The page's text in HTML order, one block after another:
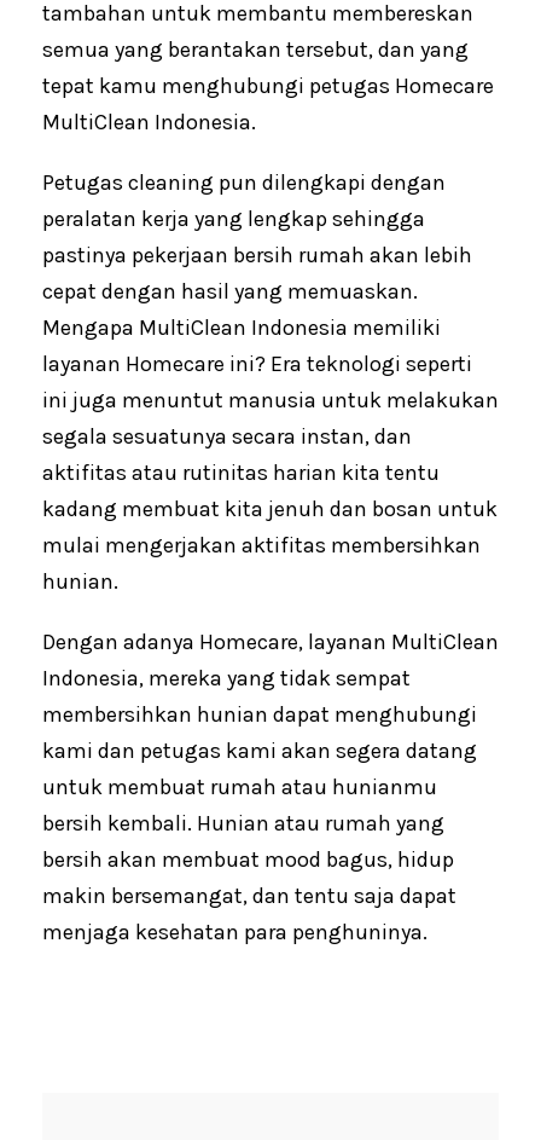
tambahan untuk membantu membereskan
semua yang berantakan tersebut, dan yang
tepat kamu menghubungi petugas Homecare
MultiClean Indonesia.
Petugas cleaning pun dilengkapi dengan
peralatan kerja yang lengkap sehingga
pastinya pekerjaan bersih rumah akan lebih
cepat dengan hasil yang memuaskan.
Mengapa MultiClean Indonesia memiliki
layanan Homecare ini? Era teknologi seperti
ini juga menuntut manusia untuk melakukan
segala sesuatunya secara instan, dan
aktifitas atau rutinitas harian kita tentu
kadang membuat kita jenuh dan bosan untuk
mulai mengerjakan aktifitas membersihkan
hunian.
Dengan adanya Homecare, layanan MultiClean
Indonesia, mereka yang tidak sempat
membersihkan hunian dapat menghubungi
kami dan petugas kami akan segera datang
untuk membuat rumah atau hunianmu
bersih kembali. Hunian atau rumah yang
bersih akan membuat mood bagus, hidup
makin bersemangat, dan tentu saja dapat
menjaga kesehatan para penghuninya.